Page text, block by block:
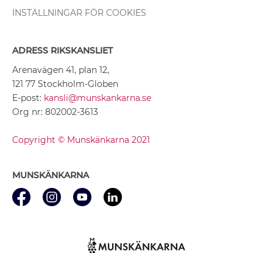
INSTÄLLNINGAR FÖR COOKIES
ADRESS RIKSKANSLIET
Arenavägen 41, plan 12,
121 77 Stockholm-Globen
E-post: kansli@munskankarna.se
Org nr: 802002-3613
Copyright © Munskänkarna 2021
MUNSKÄNKARNA